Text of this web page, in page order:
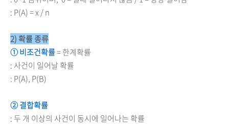
: P(A) = x / n
2) 확률 종류
① 비조건확률= 한계확률
: 사건이 일어날 확률
: P(A), P(B)
② 결합확률
: 두 개 이상의 사건이 동시에 일어나는 확률